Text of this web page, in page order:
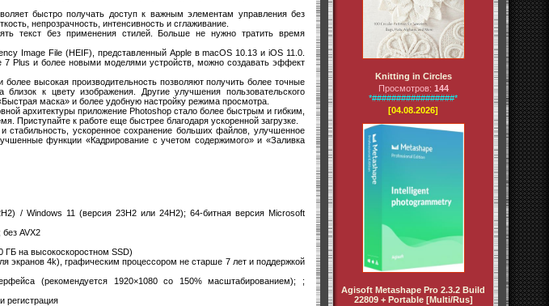
быстро получать доступ к важным элементам управления без
непрозрачность, интенсивность и сглаживание.
текст без применения стилей. Больше не нужно тратить время
Image File (HEIF), представленный Apple в macOS 10.13 и iOS 11.0.
Plus и более новыми моделями устройств, можно создавать эффект
высокая производительность позволяют получить более точные
к цвету изображения. Другие улучшения пользовательского
маска» и более удобную настройку режима просмотра.
архитектуры приложение Photoshop стало более быстрым и гибким,
к работе еще быстрее благодаря ускоренной загрузке.
стабильность, ускоренное сохранение больших файлов, улучшенное
функции «Кадрирование с учетом содержимого» и «Заливка
/ Windows 11 (версия 23H2 или 24H2); 64-битная версия Microsoft
AVX2
ГБ на высокоскоростном SSD)
экранов 4k), графическим процессором не старше 7 лет и поддержкой
(рекомендуется 1920×1080 со 150% масштабированием); ;
регистрация
Knitting in Circles
Просмотров: 144
*#################*
[04.08.2026]
Agisoft Metashape Pro 2.3.2 Build
22809 + Portable [Multi/Rus]